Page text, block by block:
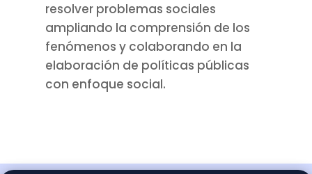
resolver problemas sociales
ampliando la comprensión de los
fenómenos y colaborando en la
elaboración de políticas públicas
con enfoque social.